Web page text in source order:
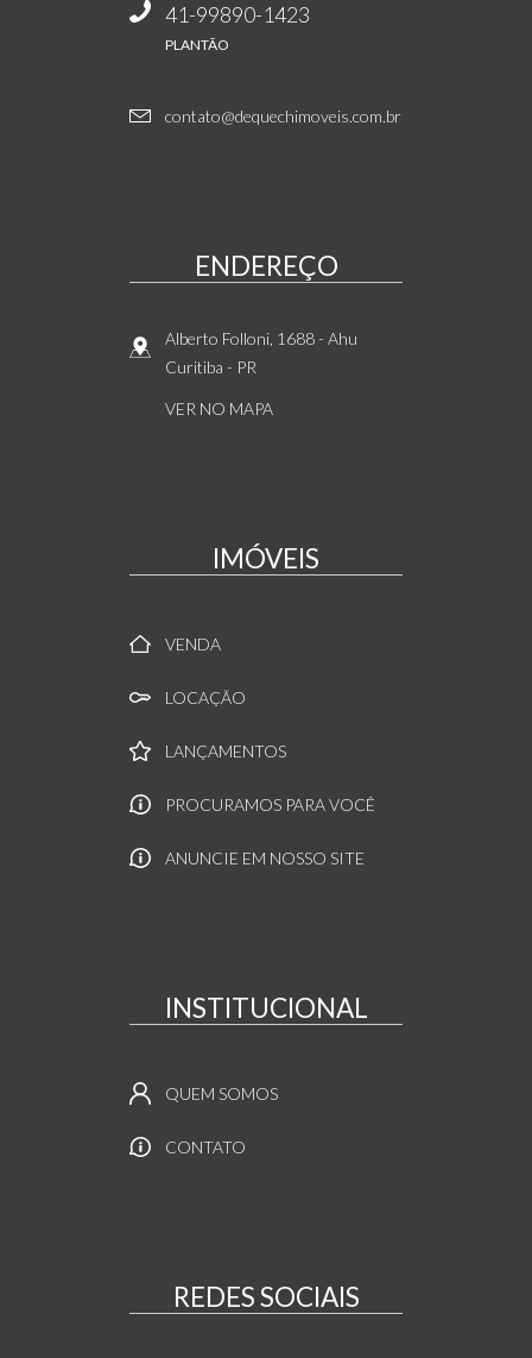
41-99890-1423
PLANTÃO
contato@dequechimoveis.com.br
ENDEREÇO
Alberto Folloni, 1688- Ahu
Curitiba - PR
VER NO MAPA
IMÓVEIS
VENDA
LOCAÇÃO
LANÇAMENTOS
PROCURAMOS PARA VOCÊ
ANUNCIE EM NOSSO SITE
INSTITUCIONAL
QUEM SOMOS
CONTATO
REDES SOCIAIS